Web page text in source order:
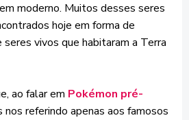
moderno. Muitos desses seres
hoje em forma de
vivos que habitaram a Terra
ao falar em Pokémon pré-
nos referindo apenas aos famosos